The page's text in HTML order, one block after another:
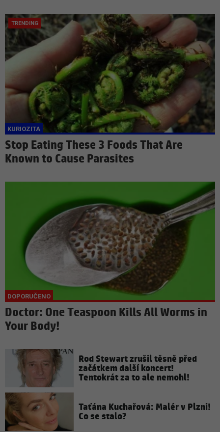
Stop Eating These 3 Foods That Are
Known to Cause Parasites
Doctor: One Teaspoon Kills All Worms in
Your Body!
Rod Stewart zrušil těsně před
začátkem další koncert!
Tentokrát za to ale nemohl!
Taťána Kuchařová: Malér v Plzni!
Co se stalo?